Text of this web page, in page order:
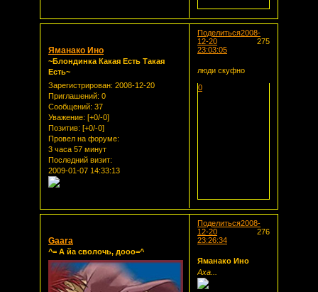
Поделиться
275
2008-
12-20
23:03:05
Яманако Ино
~Блондинка Какая Есть Такая
Есть~
Зарегистрирован: 2008-12-20
Приглашений: 0
Сообщений: 37
Уважение: [+0/-0]
Позитив: [+0/-0]
Провел на форуме:
3 часа 57 минут
Последний визит:
2009-01-07 14:33:13
люди скуфно
0
Поделиться
276
2008-
12-20
23:26:34
Gaara
^= А йа сволочь, дооо=^
Яманако Ино
Аха...